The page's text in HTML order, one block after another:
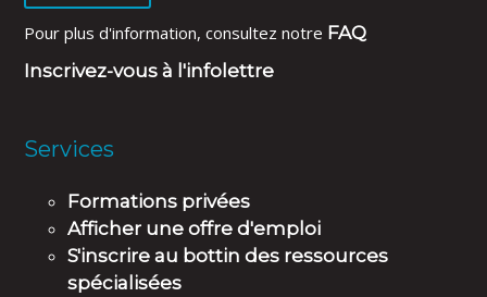
Pour plus d'information, consultez notre FAQ
Inscrivez-vous à l'infolettre
Services
Formations privées
Afficher une offre d'emploi
S'inscrire au bottin des ressources
spécialisées